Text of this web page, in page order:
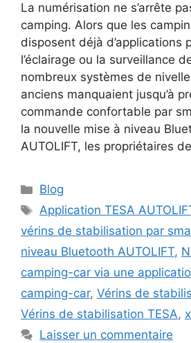
La numérisation ne s’arrête
camping. Alors que les
disposent déjà d’applications
l’éclairage ou la surveillance
nombreux systèmes de
anciens manquaient jusqu’à
commande confortable par
la nouvelle mise à niveau
AUTOLIFT, les propriétaires
Catégories
Blog
Étiquettes
Application TESA
vérins de stabilisation par
niveau Bluetooth AUTOLIFT,
camping-car via une
camping-car, Vérins de
Vérins de stabilisation TESA,
Laisser un commentaire